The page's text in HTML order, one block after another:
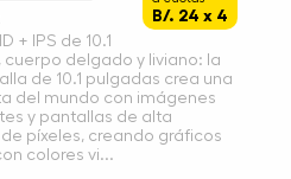
B/. 24 x 4
+ IPS de 10.1
cuerpo delgado y liviano: la
de 10.1 pulgadas crea una
del mundo con imágenes
y pantallas de alta
píxeles, creando gráficos
colores vi...